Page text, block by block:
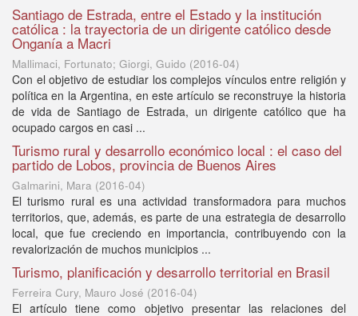
Santiago de Estrada, entre el Estado y la institución
católica : la trayectoria de un dirigente católico desde
Onganía a Macri
Mallimaci, Fortunato; Giorgi, Guido (2016-04)
Con el objetivo de estudiar los complejos vínculos entre religión y
política en la Argentina, en este artículo se reconstruye la historia
de vida de Santiago de Estrada, un dirigente católico que ha
ocupado cargos en casi ...
Turismo rural y desarrollo económico local : el caso del
partido de Lobos, provincia de Buenos Aires
Galmarini, Mara (2016-04)
El turismo rural es una actividad transformadora para muchos
territorios, que, además, es parte de una estrategia de desarrollo
local, que fue creciendo en importancia, contribuyendo con la
revalorización de muchos municipios ...
Turismo, planificación y desarrollo territorial en Brasil
Ferreira Cury, Mauro José (2016-04)
El artículo tiene como objetivo presentar las relaciones del